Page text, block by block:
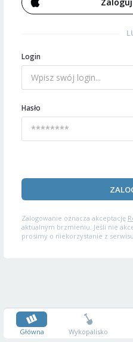
Login
Hasło
Zalogowanie oznacza akceptację
aktualnym brzmieniu. Jeśli nie
prosimy o niekorzystanie z
Główna Wykopalisko